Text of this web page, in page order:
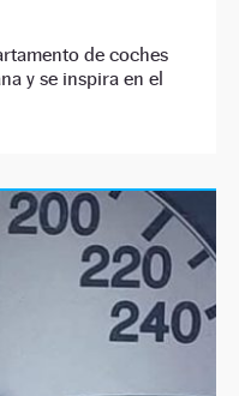
de coches
y se inspira en el